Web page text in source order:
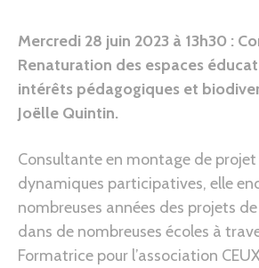
Mercredi 28 juin 2023 à 13h30 :
Renaturation des espaces
intérêts pédagogiques et
Joëlle Quintin.
Consultante en montage de
dynamiques participatives, elle
nombreuses années des projets
dans de nombreuses écoles à
Formatrice pour l’association